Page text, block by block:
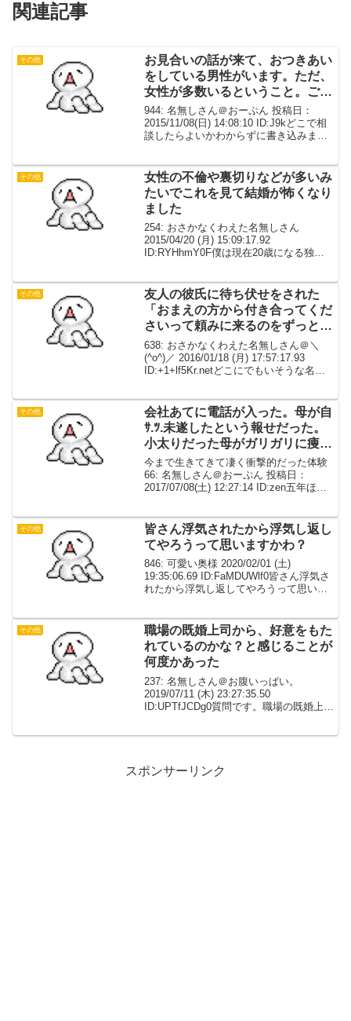
関連記事
その他
お見合いの話が来て、おつきあい
をしている男性がいます。ただ、
女性が多数いるということ。ご丁
寧に匿名の情報提供が私に直接あ
った
944: 名無しさん＠おーぷん 投稿日：
2015/11/08(日) 14:08:10 ID:J9kどこで相
談したらよいかわからずに書き込みま
男性がいます。親同士が知合い...
その他
女性の不倫や裏切りなどが多いみ
たいでこれを見て結婚が怖くなり
ました
254: おさかなくわえた名無しさん
2015/04/20 (月) 15:09:17.92
ID:RYHhmY0F僕は現在20歳になる独身
の不倫や裏切りなどが多いみたい...
その他
友人の彼氏に待ち伏せをされた
「おまえの方から付き合ってくだ
さいって頼みに来るのをずっと待
ってた」
638: おさかなくわえた名無しさん＠＼
(^o^)／ 2016/01/18 (月) 17:57:17.93
ID:+1+lf5Kr.netどこにでもいそうな名前
ら？」「...
その他
会社あてに電話が入った。母が自
ｻ.ﾂ.未遂したという報せだった。
小太りだった母がガリガリに痩せ
ていた。
今まで生きてきて凄く衝撃的だった体験
66: 名無しさん＠おーぷん 投稿日：
2017/07/08(土) 12:27:14 ID:zen五年ほど
ることだらけで盆も正月も帰...
その他
皆さん浮気されたから浮気し返し
てやろうって思いますかわ？
846: 可愛い奥様 2020/02/01 (土)
19:35:06.69 ID:FaMDUWlf0皆さん浮気さ
れたから浮気し返してやろうって思いま
その他
職場の既婚上司から、好意をもた
れているのかな？と感じることが
何度かあった
237: 名無しさん＠お腹いっぱい。
2019/07/11 (木) 23:27:35.50
ID:UPTfJCDg0質問です。職場の既婚上司
スポンサーリンク